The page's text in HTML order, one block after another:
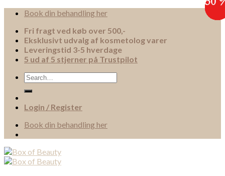
Skip
content
Book din behandling her
Fri fragt ved køb over 500,-
Eksklusivt udvalg af kosmetolog varer
Leveringstid 3-5 hverdage
5 ud af 5 stjerner på Trustpilot
Search
for:
Login / Register
Book din behandling her